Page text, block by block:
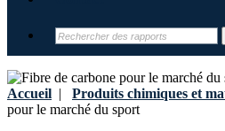
Accueil | Produits chimiques et
pour le marché du sport